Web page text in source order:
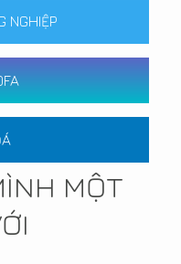
NGHIỆP
MỘT